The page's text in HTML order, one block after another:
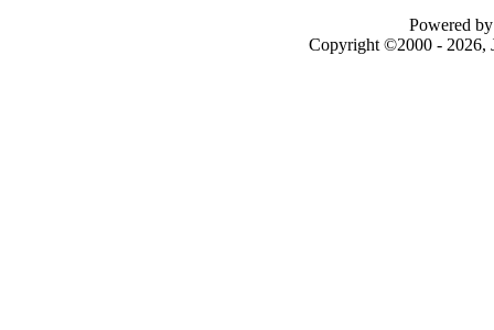
Powered
Copyright ©2000 - 2026,